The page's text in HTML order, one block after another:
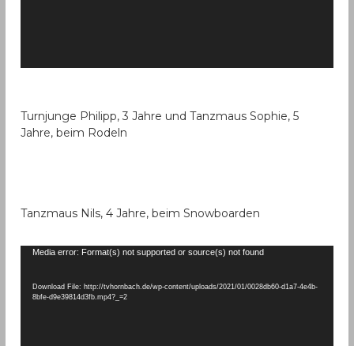
e
Turnjunge Philipp, 3 Jahre und Tanzmaus Sophie, 5
Jahre, beim Rodeln
Tanzmaus Nils, 4 Jahre, beim Snowboarden
Media error: Format(s) not supported or source(s) not found
Download File: http://tvhornbach.de/wp-content/uploads/2021/01/0028db60-d1a7-4e4b-
8bfe-d9e39814d3fb.mp4?_=2